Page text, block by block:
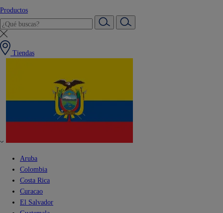
Productos
Tiendas
Aruba
Colombia
Costa Rica
Curacao
El Salvador